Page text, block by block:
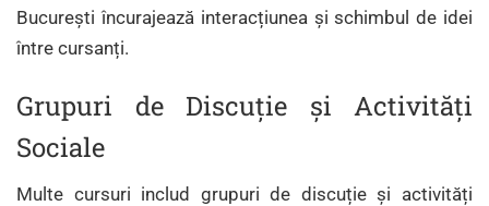
București încurajează interacțiunea și schimbul de idei
între cursanți.
Grupuri de Discuție și Activități
Sociale
Multe cursuri includ grupuri de discuție și activități